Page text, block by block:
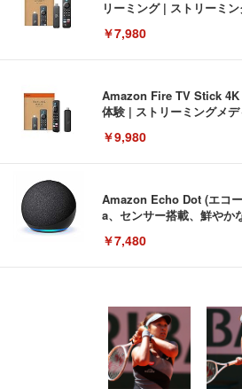
リーミング | ストリーミ
￥7,980
Amazon Fire TV Stick
体験 | ストリーミングメ
￥9,980
Amazon Echo Dot (エコ
a、センサー搭載、鮮やか
￥7,480
[EdoErgo] オフィスチェ
い 跳ね上げ式アームレス
キング pc 事務椅子 360度
ン樹脂ベース 通気性メッ
(黒網+黒枠+黒足)
￥5,699
EIZO ビジネス向けプレ
EV3240X-WT | 31.5型4K
イト
￥105,595
Amazonベーシック ペッ
回使い捨て 無香料 ホワイ
￥3,373